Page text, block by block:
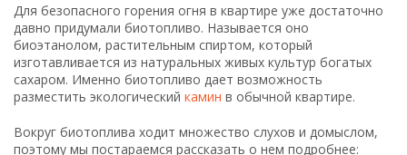
Для безопасного горения огня в квартире уже достаточно
давно придумали биотопливо. Называется оно
биоэтанолом, растительным спиртом, который
изготавливается из натуральных живых культур богатых
сахаром. Именно биотопливо дает возможность
разместить экологический камин в обычной квартире.
Вокруг биотоплива ходит множество слухов и домыслом,
поэтому мы постараемся рассказать о нем подробнее: